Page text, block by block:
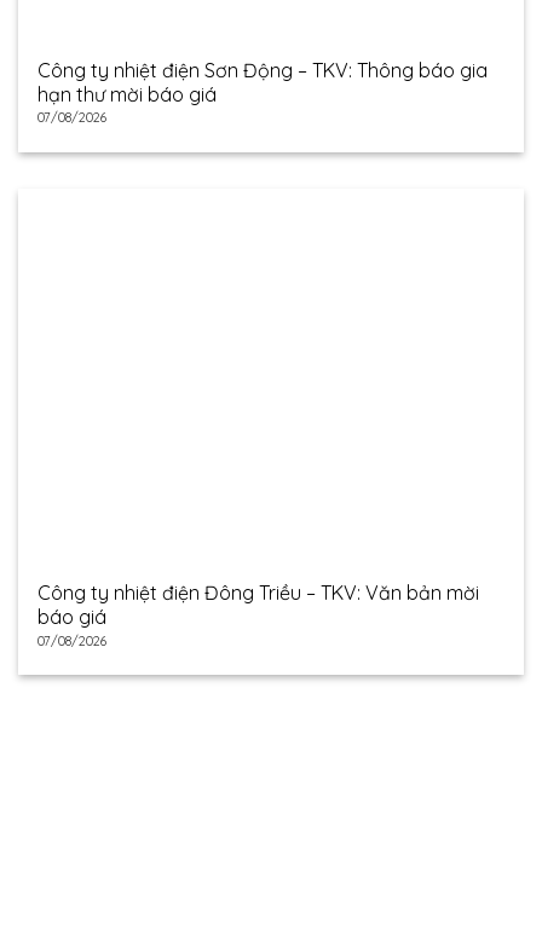
Công ty nhiệt điện Sơn Động – TKV: Thông báo gia
hạn thư mời báo giá
07/08/2026
Công ty nhiệt điện Đông Triều – TKV: Văn bản mời
báo giá
07/08/2026